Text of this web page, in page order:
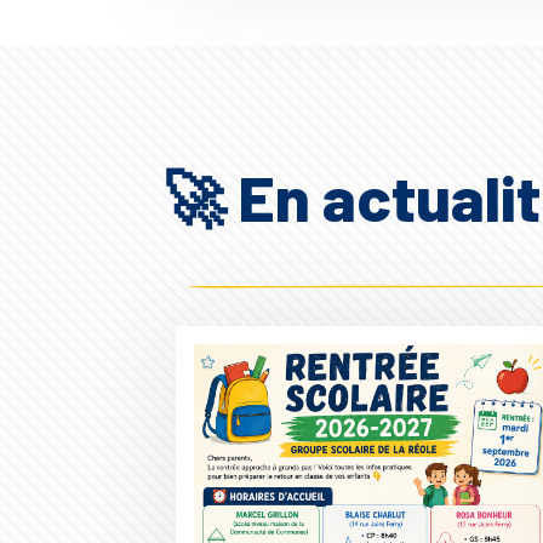
🚀 En